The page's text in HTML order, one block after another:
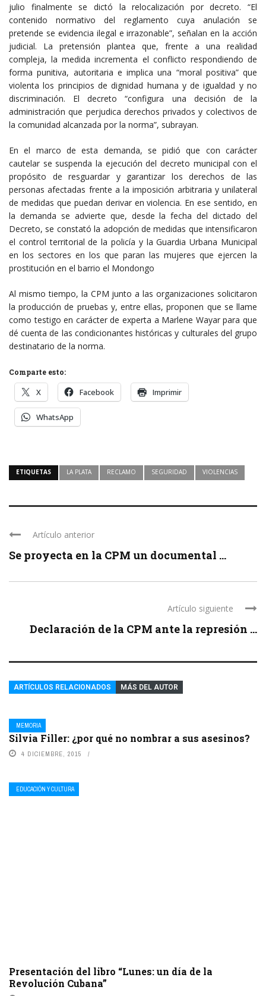
julio finalmente se dictó la relocalización por decreto. “El
contenido normativo del reglamento cuya anulación se
pretende se evidencia ilegal e irrazonable”, señalan en la acción
judicial. La pretensión plantea que, frente a una realidad
compleja, la medida incrementa el conflicto respondiendo de
forma punitiva, autoritaria e implica una “moral positiva” que
violenta los principios de dignidad humana y de igualdad y no
discriminación. El decreto “configura una decisión de la
administración que perjudica derechos privados y colectivos de
la comunidad alcanzada por la norma”, subrayan.
En el marco de esta demanda, se pidió que con carácter
cautelar se suspenda la ejecución del decreto municipal con el
propósito de resguardar y garantizar los derechos de las
personas afectadas frente a la imposición arbitraria y unilateral
de medidas que puedan derivar en violencia. En ese sentido, en
la demanda se advierte que, desde la fecha del dictado del
Decreto, se constató la adopción de medidas que intensificaron
el control territorial de la policía y la Guardia Urbana Municipal
en los sectores en los que paran las mujeres que ejercen la
prostitución en el barrio el Mondongo
Al mismo tiempo, la CPM junto a las organizaciones solicitaron
la producción de pruebas y, entre ellas, proponen que se llame
como testigo en carácter de experta a Marlene Wayar para que
dé cuenta de las condicionantes históricas y culturales del grupo
destinatario de la norma.
Comparte esto:
X Facebook Imprimir
WhatsApp
ETIQUETAS LA PLATA RECLAMO SEGURIDAD VIOLENCIAS
Artículo anterior
Se proyecta en la CPM un documental ...
Artículo siguiente
Declaración de la CPM ante la represión ...
ARTÍCULOS RELACIONADOS MÁS DEL AUTOR
MEMORIA
Silvia Filler: ¿por qué no nombrar a sus asesinos?
4 DICIEMBRE, 2015
EDUCACIÓN Y CULTURA
Presentación del libro “Lunes: un día de la
Revolución Cubana”